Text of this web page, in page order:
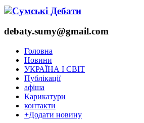
debaty.sumy@gmail.com
Головна
Новини
УКРАЇНА І СВІТ
Публікації
афіша
Карикатури
контакти
+Додати новину